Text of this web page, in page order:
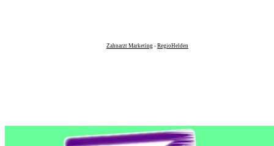
Zahnarzt Marketing - RegioHelden